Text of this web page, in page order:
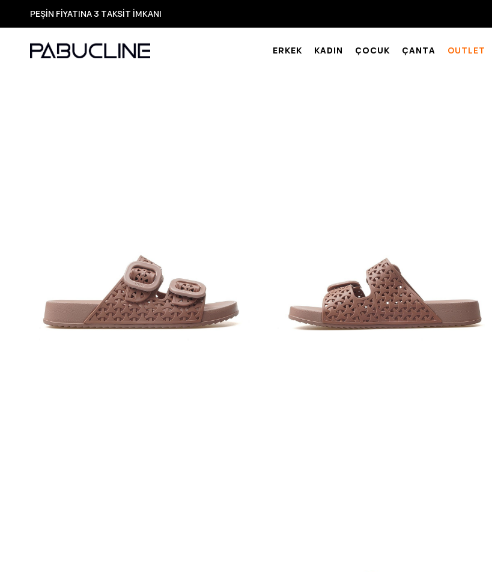
TÜM ÜRÜNLERDE ÜCRETSİZ KARGO
Yeni Sezon Ürünlerde Özel Fırsatlar
Seçili Ürünlerde Hızlı Teslimat
ERKEK KADIN ÇOCUK ÇANTA OUTLET